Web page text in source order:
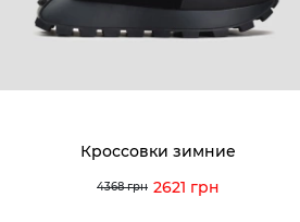
Кроссовки зимние
4368 грн 2621 грн